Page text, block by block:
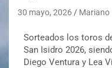
30 mayo, 2026 Mariano
Sorteados los toros
San Isidro 2026,
Diego Ventura y Lea